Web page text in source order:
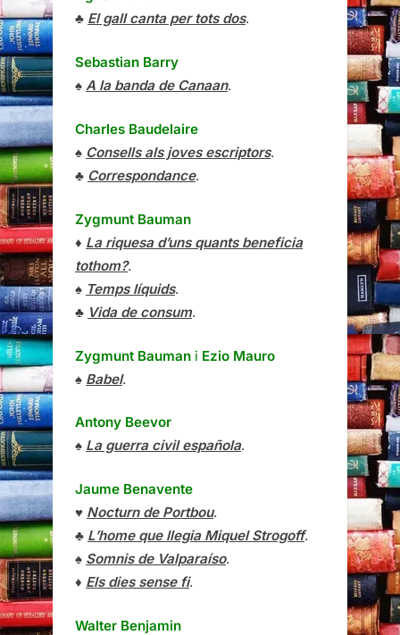
♣ El gall canta per tots dos.
Sebastian Barry
♠ A la banda de Canaan.
Charles Baudelaire
♠ Consells als joves escriptors.
♣ Correspondance.
Zygmunt Bauman
♦ La riquesa d’uns quants beneficia
tothom?.
♠ Temps líquids.
♣ Vida de consum.
Zygmunt Bauman i Ezio Mauro
♠ Babel.
Antony Beevor
♠ La guerra civil española.
Jaume Benavente
♥ Nocturn de Portbou.
♣ L’home que llegia Miquel Strogoff.
♠ Somnis de Valparaíso.
♦ Els dies sense fi.
Walter Benjamin